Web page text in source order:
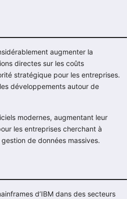
augmenter la
directes sur les coûts
stratégique pour les entreprises.
développements autour de
modernes, augmentant leur
les entreprises cherchant à
de données massives.
d’IBM dans des secteurs